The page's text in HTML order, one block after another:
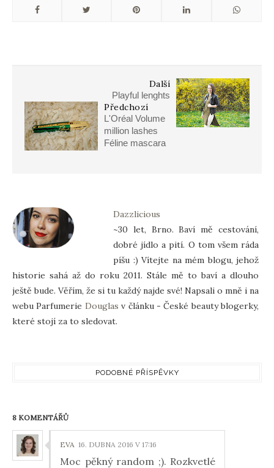
Další
Playful lenghts
Předchozí
L'Oréal Volume
million lashes
Féline mascara
Dazzlicious
~30 let, Brno. Baví mě cestování,
dobré jídlo a pití. O tom všem ráda
píšu :) Vítejte na mém blogu, jehož
historie sahá až do roku 2011. Stále mě to baví a dlouho
ještě bude. Věřím, že si tu každý najde své! Napsali o mně i na
webu Parfumerie Douglas v článku - České beauty blogerky,
které stojí za to sledovat.
PODOBNÉ PŘÍSPĚVKY
8 KOMENTÁŘŮ
EVA 16. DUBNA 2016 V 17:16
Moc pěkný random ;). Rozkvetlé